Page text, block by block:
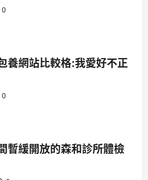
0
養網站比較格:我愛好不正
0
暫緩開放的森和診所體檢